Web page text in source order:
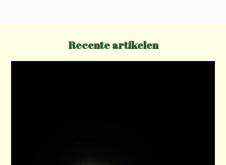
t
Recente artikelen